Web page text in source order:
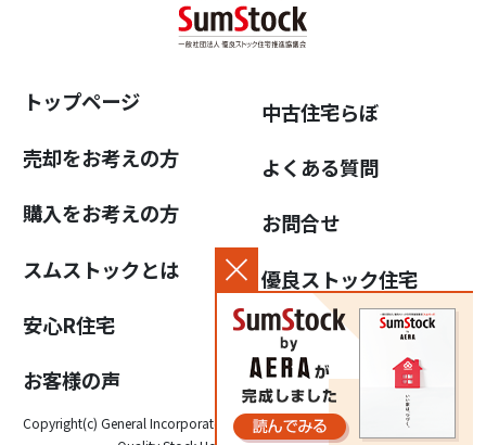
トップページ
売却をお考えの方
購入をお考えの方
スムストックとは
安心R住宅
お客様の声
中古住宅らぼ
よくある質問
お問合せ
優良ストック住宅
推進協議会について
個人情報保護方針
Copyright(c) General Incorporated Association for the Promotion of High-